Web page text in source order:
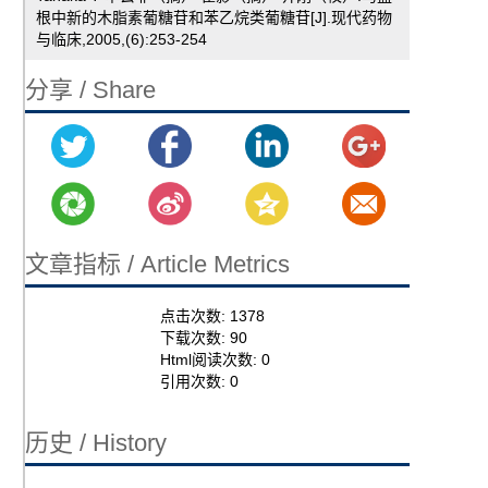
根中新的木脂素葡糖苷和苯乙烷类葡糖苷[J].现代药物
与临床,2005,(6):253-254
分享 / Share
文章指标 / Article Metrics
点击次数: 1378
下载次数:90
Html阅读次数:0
引用次数:0
历史 / History